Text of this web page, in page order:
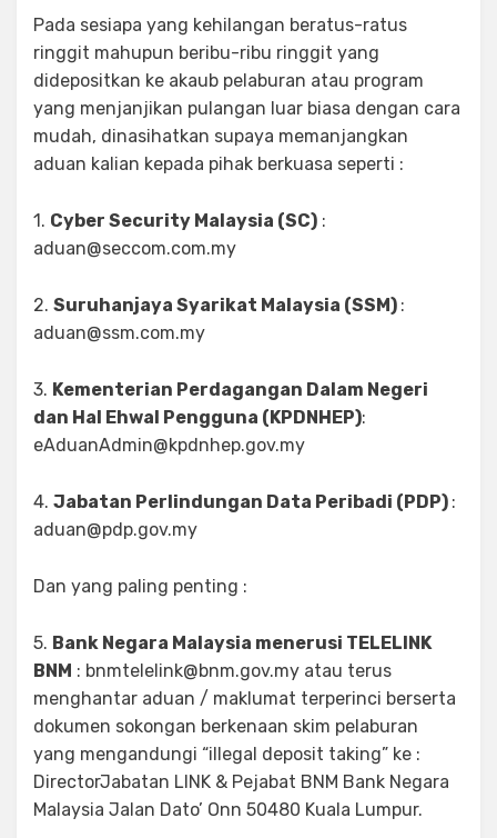
Pada sesiapa yang kehilangan beratus-ratus
ringgit mahupun beribu-ribu ringgit yang
didepositkan ke akaub pelaburan atau program
yang menjanjikan pulangan luar biasa dengan cara
mudah, dinasihatkan supaya memanjangkan
aduan kalian kepada pihak berkuasa seperti :
1. Cyber Security Malaysia (SC) :
aduan@seccom.com.my
2. Suruhanjaya Syarikat Malaysia (SSM) :
aduan@ssm.com.my
3. Kementerian Perdagangan Dalam Negeri
dan Hal Ehwal Pengguna (KPDNHEP):
eAduanAdmin@kpdnhep.gov.my
4. Jabatan Perlindungan Data Peribadi (PDP) :
aduan@pdp.gov.my
Dan yang paling penting :
5. Bank Negara Malaysia menerusi TELELINK
BNM : bnmtelelink@bnm.gov.my atau terus
menghantar aduan / maklumat terperinci berserta
dokumen sokongan berkenaan skim pelaburan
yang mengandungi “illegal deposit taking” ke :
DirectorJabatan LINK & Pejabat BNM Bank Negara
Malaysia Jalan Dato’ Onn 50480 Kuala Lumpur.